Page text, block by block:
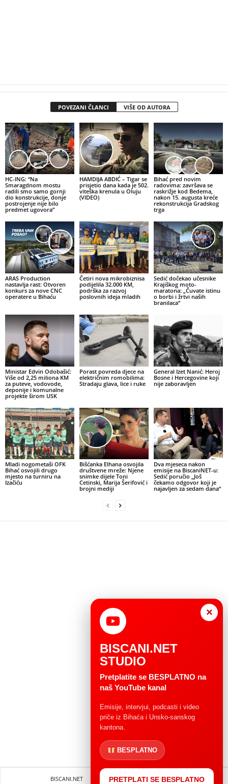
POVEZANI ČLANCI VIŠE OD AUTORA
HC-ING: “Na
Smaragdnom mostu
radili smo samo gornji
dio konstrukcije, donje
postrojenje nije bilo
predmet ugovora”
HAMDIJA ABDIĆ – Tigar se
prisjetio dana kada je 502.
viteška krenula u Oluju
(VIDEO)
Bihać pred novim
radovima: završava se
raskrižje kod Bedema,
nakon 15. augusta kreće
rekonstrukcija Gradskog
trga
ARAS Production
nastavlja rast: Otvoren
konkurs za nove CNC
operatere u Bihaću
Četiri nova mikrobiznisa
podijelila 32.000 KM,
podrška za razvoj
poslovnih ideja mladih
Sedić dočekao učesnike
Krajiškog moto-
maratona: „Čuvate istinu
o borbi i žrtvi naših
branilaca“
Ministar Edvin Odobašić:
Više od 2,25 miliona KM
za puteve, vodovode,
deponije i komunalne
projekte širom USK
Porast povreda djece na
električnim romobilima:
Stradaju glava, lice i ruke
General Izet Nanić: Heroj
Bosne i Hercegovine koji
nije zaboravljen
Mladi nogometaši OFK
Bihać osvojili drugo
mjesto na turniru na
Izačiću
Bišćanka Elhana osvojila
društvene mreže: Njene
snimke dijele Toni
Cetinski, Marija Šerifović i
brojni mediji
Dva mjeseca nakon
emisije na BiscaniNET-u:
Sedić poručio „Još
čekamo odgovor koji je
najavljen za sedam dana“
BISCANI.NET Impressum Uvjeti korištenja
×
BISCANI.NET
STUDIO
Pretplatite se BESPLATNO na
naš YouTube kanal
Emisije, intervjui, podcasti i video
priče iz Bihaća i Unsko-sanskog
kantona.
BESPLATNO
PRETPLATI SE BESPLATNO